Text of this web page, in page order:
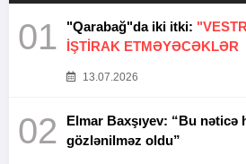
01 "Qarabağ"da iki itki:
İŞTİRAK ETMƏYƏCƏKLƏR
13.07.2026
02
Elmar Baxşıyev: “Bu nəticə
gözlənilməz oldu”